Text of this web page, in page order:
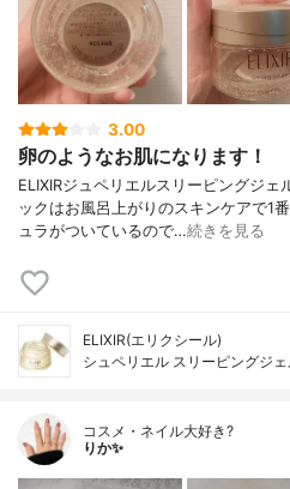
3.00
卵のようなお肌になります！
ELIXIRジュペリエルスリーピングジ
ックはお風呂上がりのスキンケアで1
ュラがついているので…続きを見る
ELIXIR(エリクシール)
シュペリエル スリーピングジ
コスメ・ネイル大好き?
りか✨